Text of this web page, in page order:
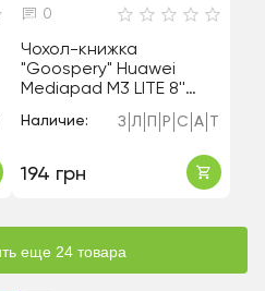
0
Чохол-книжка
"Goospery" Huawei
Mediapad M3 LITE 8''
Наличие: З Л Р С А
194 грн
еще 24 товара